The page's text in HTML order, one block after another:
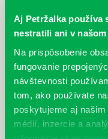
Aj Petržalka používa
nestratili ani v
Na prispôsobenie
fungovanie
návštevnosti
tom, ako používate
poskytujeme aj
médií, inzercie a